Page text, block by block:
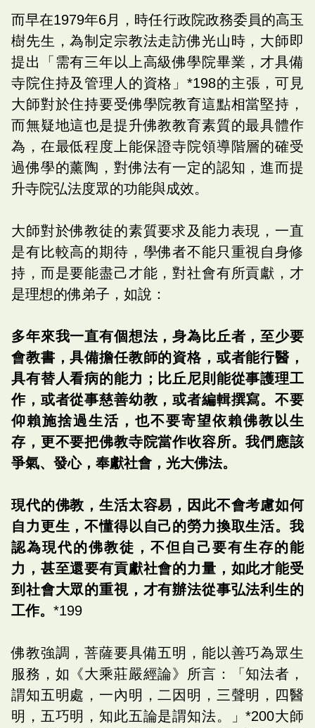
而早在1979年6月，時任行政院政務委員的高玉
樹先生，為制定宗教法走訪佛光山時，大師即
提出「需有三年以上高級佛學院畢業，才具備
寺院住持及管理人的資格」*198的主張，可見
大師對於住持要受佛學院教育這點相當堅持，
而無疑地這也是提升佛教教育素質的最具體作
為，在最低程度上能保證寺院領導階層的確受
過佛學的薰陶，對佛法有一定的認知，進而提
升寺院弘法度眾的功能與成效。
大師對於佛教徒的素質要求及能力表現，一直
是有比較高的期待，學佛者不能只重視自身修
持，而是要能盡己才能，對社會有所貢獻，才
是理想的佛弟子，如說：
多年來我一直有個想法，身為比丘者，至少要
會教書，具備擔任教師的資格，或者能行醫，
具有替人看病的能力；比丘尼則能從事護理工
作，或者從事慈善幼教，或者編輯撰寫。不要
仰賴施捨過生活，也不要寄望依賴佛教以生
存，更不要把佛教寺院當作收容所。我們應該
爭氣、發心，奉獻社會，光大佛法。
現代的佛教，生活太容易，因此不會考慮如何
自力更生，不懂得以自己的勞力換取生活。我
認為現代的佛教徒，不但自己要有生存的能
力，甚至還要有貢獻社會的力量，如此才能受
到社會大眾的重視，才有辦法從事弘法利生的
工作。 *199
佛教強調，菩薩要具備五明，能以善巧為眾生
服務，如《大乘莊嚴經論》所言：「知法者，
謂知五明處，一內明，二因明，三聲明，四醫
明，五巧明，知此五論是謂知法。」*200大師